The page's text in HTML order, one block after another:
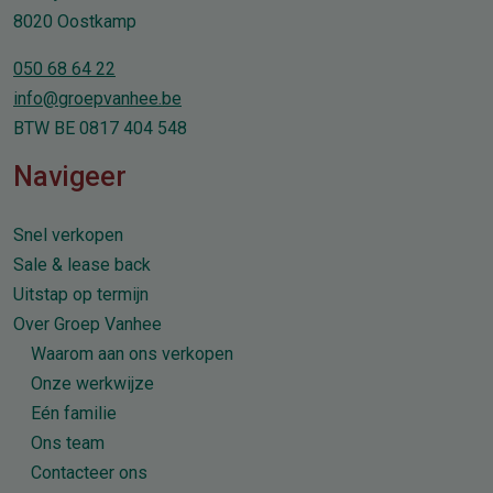
8020 Oostkamp
050 68 64 22
info@groepvanhee.be
BTW BE 0817 404 548
Navigeer
Snel verkopen
Sale & lease back
Uitstap op termijn
Over Groep Vanhee
Waarom aan ons verkopen
Onze werkwijze
Eén familie
Ons team
Contacteer ons